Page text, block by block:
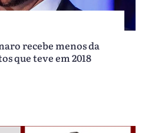
recebe menos da
que teve em 2018